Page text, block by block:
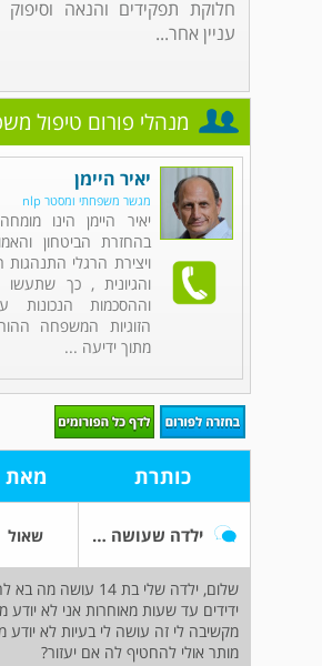
חלוקת תפקידים והנאה וסיפוק
עניין אחר...
מנהלי פורום טיפול
יאיר היימן
מגשר משפחתי ומסטר nlp
יאיר היימן הינו
בהחזרת הביטחון
ויצירת הרגלי
והגיונית , כך
וההסכמות הנכונות
הזוגיות המשפחה
מתוך ידיעה ...
כותרת מאת
ילדה שעושה מה שבא לה שאול
שלום, ילדה שלי בת 14
ידידים עד שעות מאוחרות אני לא
מקשיבה לי זה עושה לי בעיות לא
מותר אולי להחטיף לה אם יעזור?